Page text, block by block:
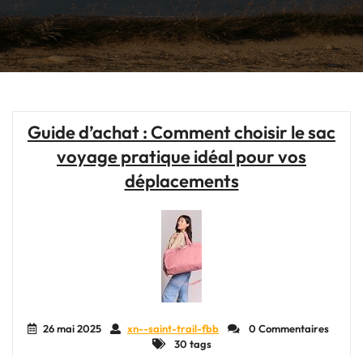
Guide d’achat : Comment choisir le sac
voyage pratique idéal pour vos
déplacements
26 mai 2025 xn--saint-trail-fbb
0 Commentaires
30 tags